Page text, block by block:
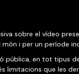
sobre el vídeo
i per un període
pública, en tot tipus
limitacions que les